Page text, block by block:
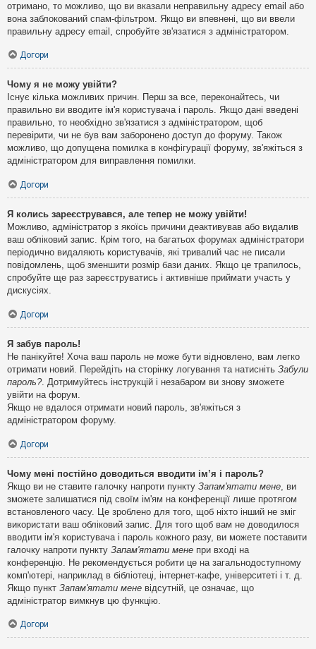
отримано, то можливо, що ви вказали неправильну адресу email або
вона заблокований спам-фільтром. Якщо ви впевнені, що ви ввели
правильну адресу email, спробуйте зв'язатися з адміністратором.
Догори
Чому я не можу увійти?
Існує кілька можливих причин. Перш за все, переконайтесь, чи
правильно ви вводите ім'я користувача і пароль. Якщо дані введені
правильно, то необхідно зв'язатися з адміністратором, щоб
перевірити, чи не був вам заборонено доступ до форуму. Також
можливо, що допущена помилка в конфігурації форуму, зв'яжіться з
адміністратором для виправлення помилки.
Догори
Я колись зареєструвався, але тепер не можу увійти!
Можливо, адміністратор з якоїсь причини деактивував або видалив
ваш обліковий запис. Крім того, на багатьох форумах адміністратори
періодично видаляють користувачів, які тривалий час не писали
повідомлень, щоб зменшити розмір бази даних. Якщо це трапилось,
спробуйте ще раз зареєструватись і активніше приймати участь у
дискусіях.
Догори
Я забув пароль!
Не панікуйте! Хоча ваш пароль не може бути відновлено, вам легко
отримати новий. Перейдіть на сторінку логування та натисніть Забули
пароль?. Дотримуйтесь інструкцій і незабаром ви знову зможете
увійти на форум.
Якщо не вдалося отримати новий пароль, зв'яжіться з
адміністратором форуму.
Догори
Чому мені постійно доводиться вводити ім’я і пароль?
Якщо ви не ставите галочку напроти пункту Запам'ятати мене , ви
зможете залишатися під своїм ім'ям на конференції лише протягом
встановленого часу. Це зроблено для того, щоб ніхто інший не зміг
використати ваш обліковий запис. Для того щоб вам не доводилося
вводити ім'я користувача і пароль кожного разу, ви можете поставити
галочку напроти пункту Запам'ятати мене при вході на
конференцію. Не рекомендується робити це на загальнодоступному
комп'ютері, наприклад в бібліотеці, інтернет-кафе, університеті і т. д.
Якщо пункт Запам'ятати мене відсутній, це означає, що
адміністратор вимкнув цю функцію.
Догори